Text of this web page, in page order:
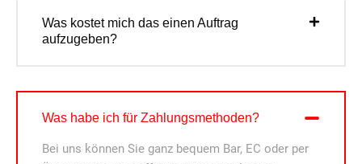
Was kostet mich das einen Auftrag
aufzugeben?
Was habe ich für Zahlungsmethoden?
Bei uns können Sie ganz bequem Bar, EC oder per